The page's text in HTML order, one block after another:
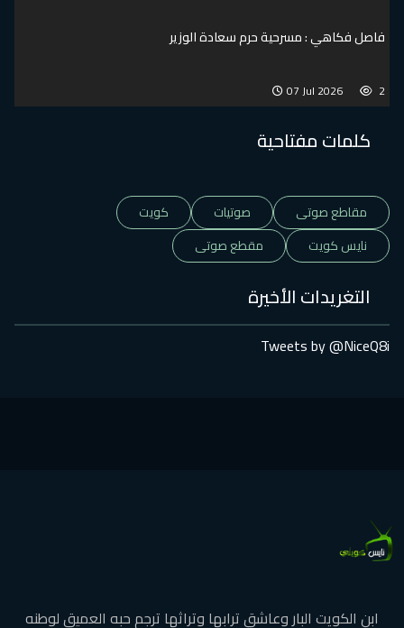
فاصل فكاهي : مسرحية حرم سعادة الوزير
07 Jul 2026
كلمات مفتاحية
مقاطع صوتى صوتيات
كويت
نايس كويت
مقطع صوتى
التغريدات الأخيرة
Tweets by @NiceQ8i
ابن الكويت البار وعاشق ترابها وتراثها ترجم حبه العميق لوطنه